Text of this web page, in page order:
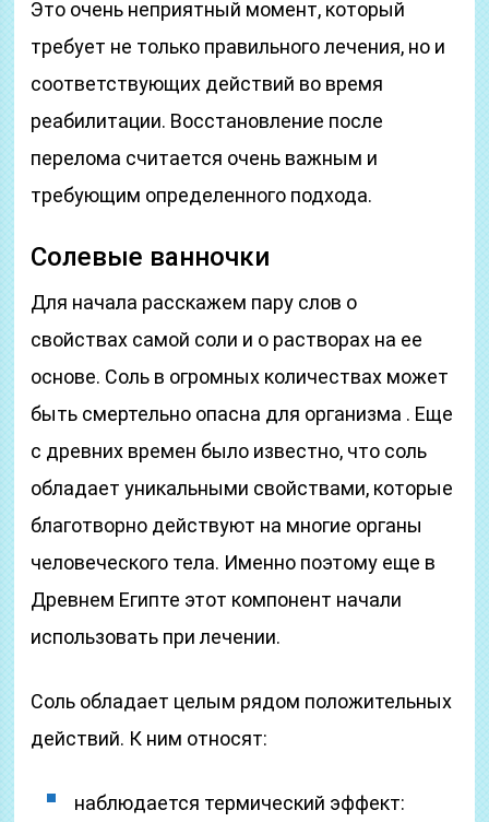
Это очень неприятный момент, который
требует не только правильного лечения, но и
соответствующих действий во время
реабилитации. Восстановление после
перелома считается очень важным и
требующим определенного подхода.
Солевые ванночки
Для начала расскажем пару слов о
свойствах самой соли и о растворах на ее
основе. Соль в огромных количествах может
быть смертельно опасна для организма . Еще
с древних времен было известно, что соль
обладает уникальными свойствами, которые
благотворно действуют на многие органы
человеческого тела. Именно поэтому еще в
Древнем Египте этот компонент начали
использовать при лечении.
Соль обладает целым рядом положительных
действий. К ним относят:
наблюдается термический эффект: